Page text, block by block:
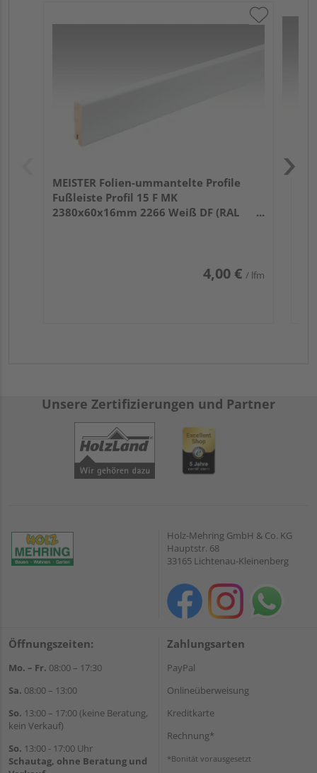
MEISTER Folien-ummantelte Profile
Fußleiste Profil 15 F MK
2380x60x16mm 2266 Weiß DF (RAL
4,00 € / lfm
Unsere Zertifizierungen und Partner
Holz-Mehring GmbH & Co. KG
Hauptstr. 68
33165 Lichtenau-Kleinenberg
Öffnungszeiten:
Mo. – Fr. 08:00 – 17:30
Sa. 08:00 – 13:00
So. 13:00 – 17:00 (keine Beratung,
kein Verkauf)
So. 13:00 - 17:00 Uhr
Schautag, ohne Beratung und
Zahlungsarten
PayPal
Onlineüberweisung
Kreditkarte
Rechnung*
*Bonität vorausgesetzt